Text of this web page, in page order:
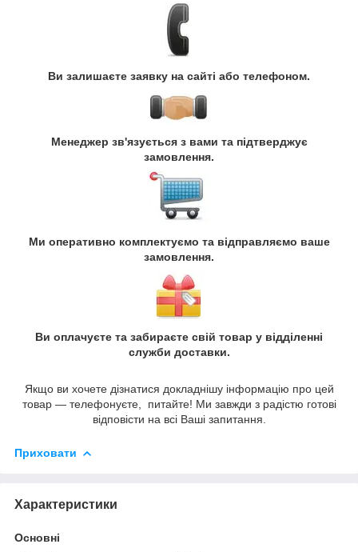
Ви залишаєте заявку на сайті або телефоном.
Менеджер зв'язується з вами та підтверджує
замовлення.
Ми оперативно комплектуємо та відправляємо ваше
замовлення.
Ви оплачуєте та забираєте свій товар у відділенні
служби доставки.
Якщо ви хочете дізнатися докладнішу інформацію про цей
товар — телефонуєте, питайте! Ми завжди з радістю готові
відповісти на всі Ваші запитання.
Приховати
Характеристики
Основні